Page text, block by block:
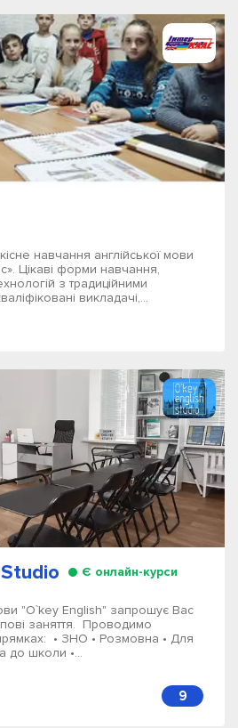
навчання англійської мови
Цікаві форми навчання,
з традиційними
викладачі,...
Є онлайн-курси
"O`key English" запрошує Вас
заняття. Проводимо
• ЗНО • Розмовна • Для
до школи •...
9